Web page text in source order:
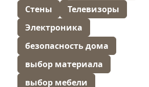
Стены
Телевизоры
Электроника
безопасность дома
выбор материала
выбор мебели